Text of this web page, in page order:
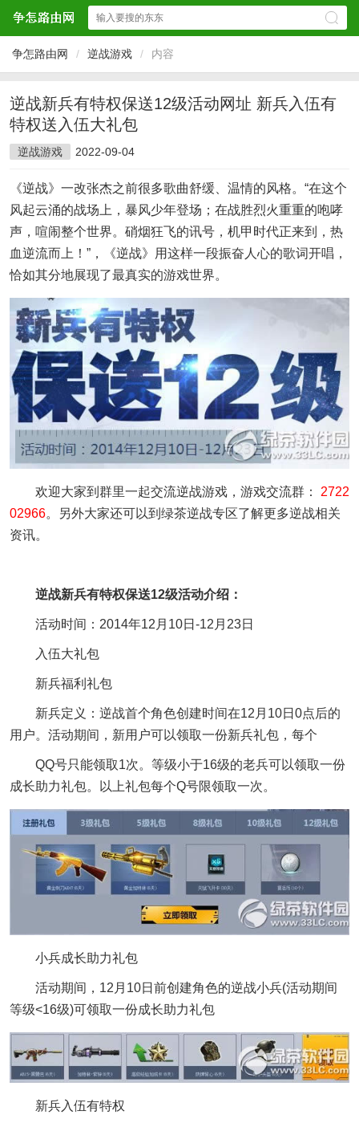
争怎路由网 / 逆战游戏 / 内容
逆战新兵有特权保送12级活动网址 新兵入伍有
特权送入伍大礼包
逆战游戏 2022-09-04
《逆战》一改张杰之前很多歌曲舒缓、温情的风格。“在这个
风起云涌的战场上，暴风少年登场；在战胜烈火重重的咆哮
声，喧闹整个世界。硝烟狂飞的讯号，机甲时代正来到，热
血逆流而上！”，《逆战》用这样一段振奋人心的歌词开唱，
恰如其分地展现了最真实的游戏世界。
欢迎大家到群里一起交流逆战游戏，游戏交流群：
2722
02966。另外大家还可以到绿茶逆战专区了解更多逆战相关
资讯。
逆战新兵有特权保送12级活动介绍：
活动时间：2014年12月10日-12月23日
入伍大礼包
新兵福利礼包
新兵定义：逆战首个角色创建时间在12月10日0点后的
用户。活动期间，新用户可以领取一份新兵礼包，每个
QQ号只能领取1次。等级小于16级的老兵可以领取一份
成长助力礼包。以上礼包每个Q号限领取一次。
小兵成长助力礼包
活动期间，12月10日前创建角色的逆战小兵(活动期间
等级<16级)可领取一份成长助力礼包
新兵入伍有特权